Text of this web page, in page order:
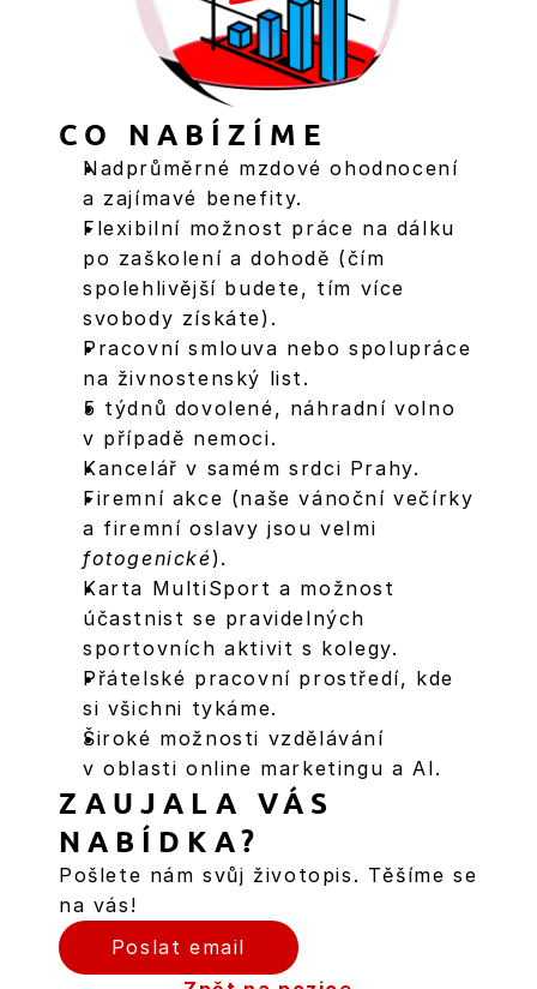
CO NABÍZÍME
Nadprůměrné mzdové ohodnocení
a zajímavé benefity.
Flexibilní možnost práce na dálku
po zaškolení a dohodě (čím
spolehlivější budete, tím více
svobody získáte).
Pracovní smlouva nebo spolupráce
na živnostenský list.
5 týdnů dovolené, náhradní volno
v případě nemoci.
Kancelář v samém srdci Prahy.
Firemní akce (naše vánoční večírky
fotogenické).
Karta MultiSport a možnost
účastnist se pravidelných
sportovních aktivit s kolegy.
Přátelské pracovní prostředí, kde
si všichni tykáme.
Široké možnosti vzdělávání
v oblasti online marketingu a AI.
ZAUJALA VÁS
NABÍDKA?
Pošlete nám svůj životopis. Těšíme se
na vás!
Poslat email